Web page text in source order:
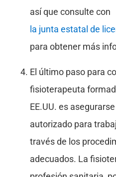
así que consulte con
la junta estatal de
para obtener más
El último paso para
fisioterapeuta
EE.UU. es
autorizado para
través de los
adecuados. La